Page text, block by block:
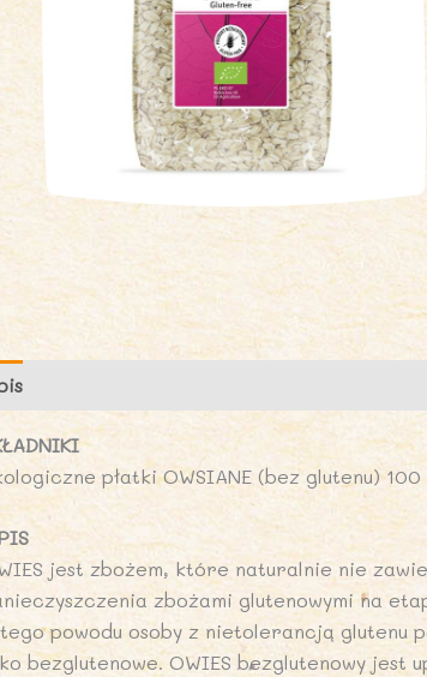
płatki OWSIANE (bez glutenu) 100
jest zbożem, które naturalnie nie
zbożami glutenowymi na
powodu osoby z nietolerancją glutenu
bezglutenowe. OWIES bezglutenowy